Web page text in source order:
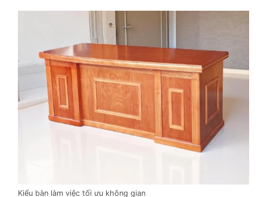
Kiểu bàn làm việc tối ưu không gian